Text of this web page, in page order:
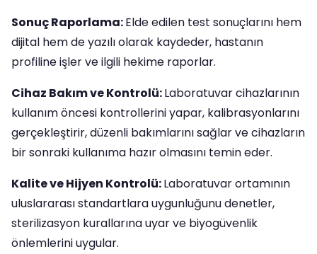
Sonuç Raporlama:Elde edilen test sonuçlarını hem
dijital hem de yazılı olarak kaydeder, hastanın
profiline işler ve ilgili hekime raporlar.
Cihaz Bakım ve Kontrolü:Laboratuvar cihazlarının
kullanım öncesi kontrollerini yapar, kalibrasyonlarını
gerçekleştirir, düzenli bakımlarını sağlar ve cihazların
bir sonraki kullanıma hazır olmasını temin eder.
Kalite ve Hijyen Kontrolü:Laboratuvar ortamının
uluslararası standartlara uygunluğunu denetler,
sterilizasyon kurallarına uyar ve biyogüvenlik
önlemlerini uygular.